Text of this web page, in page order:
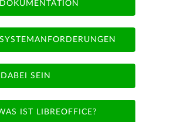
DOKUMENTATION
SYSTEMANFORDERUNGEN
DABEI SEIN
IST LIBREOFFICE?